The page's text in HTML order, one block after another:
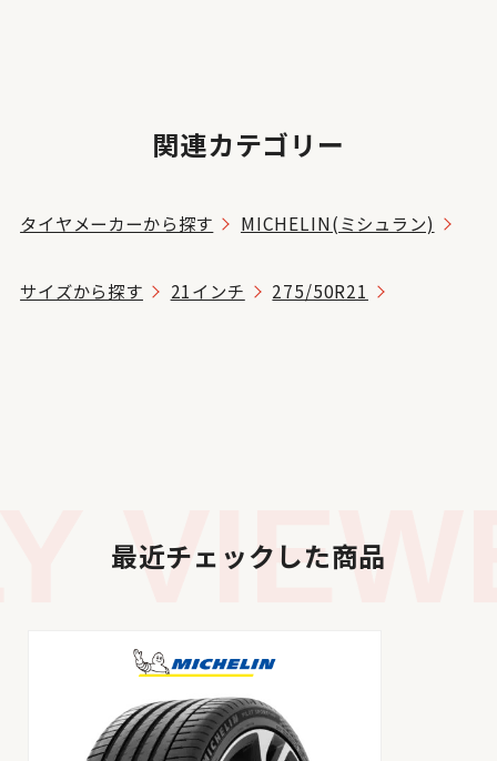
関連カテゴリー
タイヤメーカーから探す MICHELIN(ミシュラン)
サイズから探す 21インチ 275/50R21
最近チェックした商品